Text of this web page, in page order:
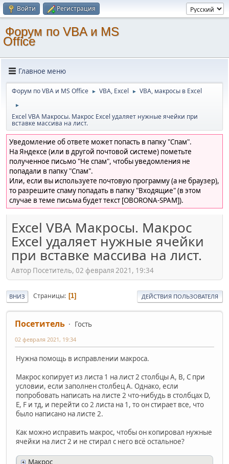
Войти Регистрация
Форум по VBA и MS
Office
Главное меню
Форум по VBA и MS Office ► VBA, Excel ► VBA, макросы в Excel
►
Excel VBA Макросы. Макрос Excel удаляет нужные ячейки при
вставке массива на лист.
Уведомление об ответе может попасть в папку "Спам".
На Яндексе (или в другой почтовой системе) пометьте
полученное письмо "Не спам", чтобы уведомления не
попадали в папку "Спам".
Или, если вы используете почтовую программу (а не браузер),
то разрешите спаму попадать в папку "Входящие" (в этом
случае в теме письма будет текст [OBORONA-SPAM]).
Excel VBA Макросы. Макрос
Excel удаляет нужные ячейки
при вставке массива на лист.
Автор Посетитель, 02 февраля 2021, 19:34
ВНИЗ Страницы 1 ДЕЙСТВИЯ ПОЛЬЗОВАТЕЛЯ
Посетитель Гость
02 февраля 2021, 19:34
Нужна помощь в исправлении макроса.
Макрос копирует из листа 1 на лист 2 столбцы A, B, C при
условии, если заполнен столбец A. Однако, если
попробовать написать на листе 2 что-нибудь в столбцах D,
E, F и тд, и перейти со 2 листа на 1, то он стирает все, что
было написано на листе 2.
Как можно исправить макрос, чтобы он копировал нужные
ячейки на лист 2 и не стирал с него всё остальное?
Макрос